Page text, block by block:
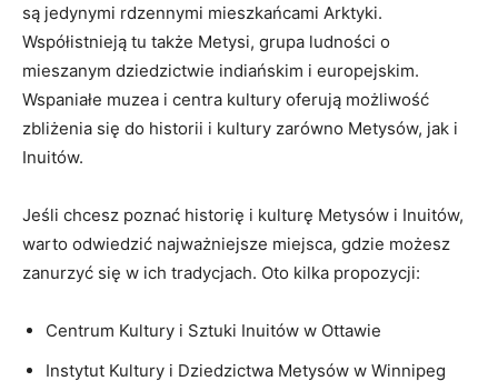
są​ jedynymi ⁤rdzennymi mieszkańcami Arktyki.
Współistnieją tu także Metysi, grupa ludności o
mieszanym dziedzictwie indiańskim i europejskim.
Wspaniałe muzea i ⁤centra‌ kultury oferują możliwość
zbliżenia ​się ⁢do historii i ‍kultury zarówno Metysów, ⁤jak i‌
Inuitów.
Jeśli chcesz ​poznać ⁣historię i kulturę Metysów i ‍Inuitów,
warto ​odwiedzić ​najważniejsze‍ miejsca, gdzie możesz
⁢zanurzyć się w ich tradycjach. Oto kilka propozycji:
Centrum ⁣Kultury i Sztuki Inuitów w‌ Ottawie
Instytut Kultury i Dziedzictwa Metysów ⁤w Winnipeg